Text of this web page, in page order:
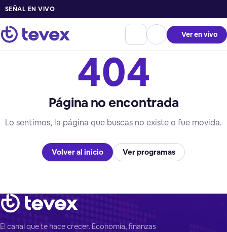
SEÑAL EN VIVO
Ver en vivo
404
Página no encontrada
Lo sentimos, la página que buscas no existe o fue movida.
Volver al inicio Ver programas
El canal que te hace crecer. Economía, finanzas